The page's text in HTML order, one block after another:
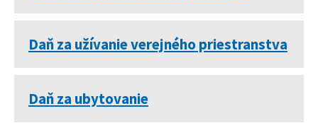
Daň za užívanie verejného priestranstva
Daň za ubytovanie